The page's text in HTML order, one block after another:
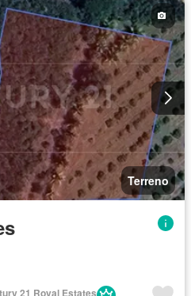
Terreno
21 Royal Estates